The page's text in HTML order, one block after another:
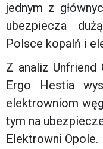
jednym z
ubezpiecza
Polsce kopalń i
Z analiz Unfriend
Ergo Hestia
elektrowniom
tym na
Elektrowni Opole.